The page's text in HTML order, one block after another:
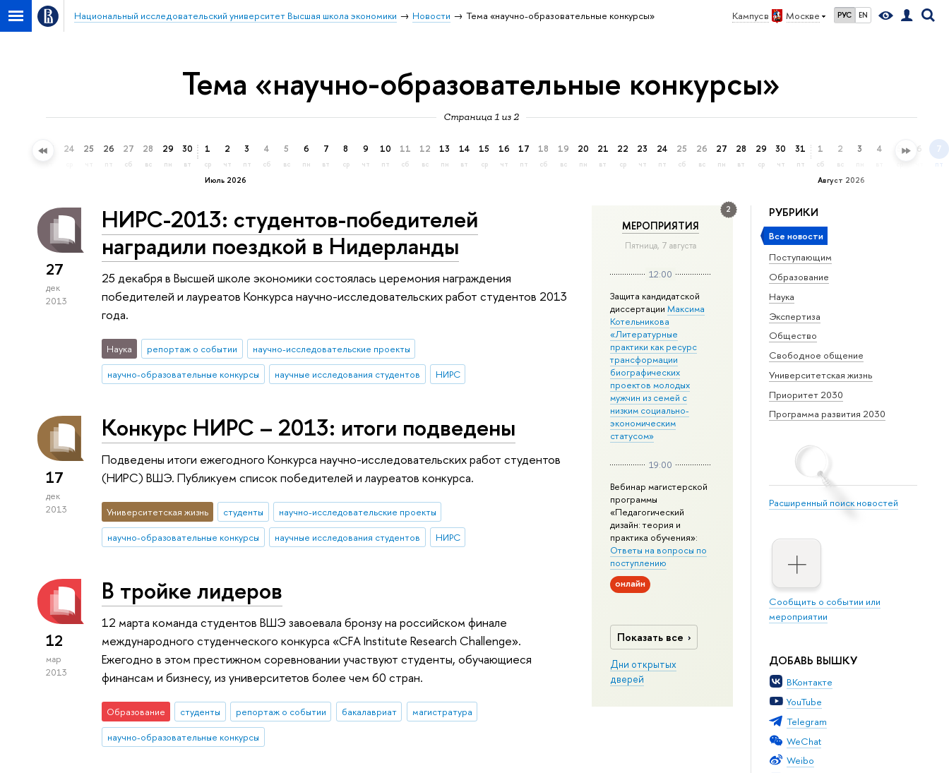
Кампус в Москве РУС EN
Национальный исследовательский университет Высшая школа экономики Новости Тема «научно-образовательные конкурсы»
Тема «научно-образовательные конкурсы»
Страница 1 из 2
23 24 25 26
пт
27
сб
28
вс
29
пн
30
вт
Июль 2026
1
ср
2
чт
3
пт
4
сб
5
вс
6
пн
7
вт
8
ср
9
чт
10
пт
11
сб
12
вс
13
пн
14
вт
15
ср
16
чт
17
пт
18
сб
19
вс
20
пн
21
вт
22
ср
23
чт
24
пт
25
сб
26
вс
27
пн
28
вт
29
ср
30
чт
31
пт
Август 2026
1
сб
2
вс
3 4 5 6 7
пт
РУБРИКИ
Все новости
Поступающим
Образование
Наука
Экспертиза
Общество
Свободное общение
Университетская жизнь
Приоритет 2030
Программа развития 2030
Расширенный поиск новостей
Сообщить о событии или
мероприятии
ДОБАВЬ ВЫШКУ
ВКонтакте
YouTube
Telegram
WeChat
Weibo
2
МЕРОПРИЯТИЯ
Пятница, 7 августа
12:00
Защита кандидатской
диссертации Максима
Котельникова
«Литературные
практики как ресурс
трансформации
биографических
проектов молодых
мужчин из семей с
низким социально-
экономическим
статусом»
19:00
Вебинар магистерской
программы
«Педагогический
дизайн: теория и
практика обучения»:
Ответы на вопросы по
поступлению
онлайн
Показать все
Дни открытых
дверей
27
дек
2013
НИРС-2013: студентов-победителей
наградили поездкой в Нидерланды
25 декабря в Высшей школе экономики состоялась церемония награждения
победителей и лауреатов Конкурса научно-исследовательских работ студентов 2013
года.
Наука репортаж о событии
научно-исследовательские проекты
научно-образовательные конкурсы
научные исследования студентов НИРС
17
дек
2013
Конкурс НИРС – 2013: итоги подведены
Подведены итоги ежегодного Конкурса научно-исследовательских работ студентов
(НИРС) ВШЭ. Публикуем список победителей и лауреатов конкурса.
Университетская жизнь студенты
научно-исследовательские проекты
научно-образовательные конкурсы
научные исследования студентов НИРС
12
мар
2013
В тройке лидеров
12 марта команда студентов ВШЭ завоевала бронзу на российском финале
международного студенческого конкурса «CFA Institute Research Challenge».
Ежегодно в этом престижном соревновании участвуют студенты, обучающиеся
финансам и бизнесу, из университетов более чем 60 стран.
Образование студенты репортаж о событии бакалавриат
магистратура
научно-образовательные конкурсы